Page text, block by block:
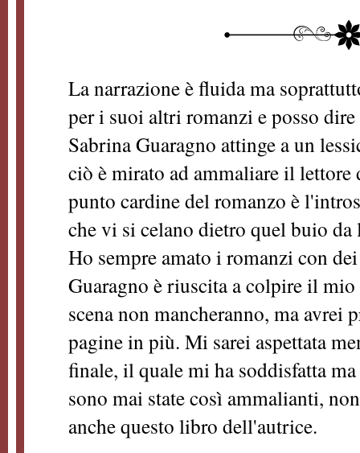
La narrazione è fluida ma
per i suoi altri romanzi e posso
Sabrina Guaragno attinge a un
ciò è mirato ad ammaliare il lettore
punto cardine del romanzo è
che vi si celano dietro quel buio
Ho sempre amato i romanzi con
Guaragno è riuscita a colpire il
scena non mancheranno, ma
pagine in più. Mi sarei aspettata
finale, il quale mi ha soddisfatta
sono mai state così ammalianti,
anche questo libro dell'autrice.